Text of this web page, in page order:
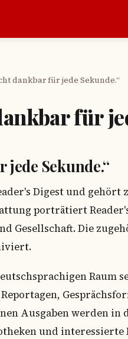
dankbar für jede Sekunde.“
für
Sekunde.“
Digest und gehört
porträtiert
Gesellschaft. Die
Raum
Ausgaben werden in
und interessierte